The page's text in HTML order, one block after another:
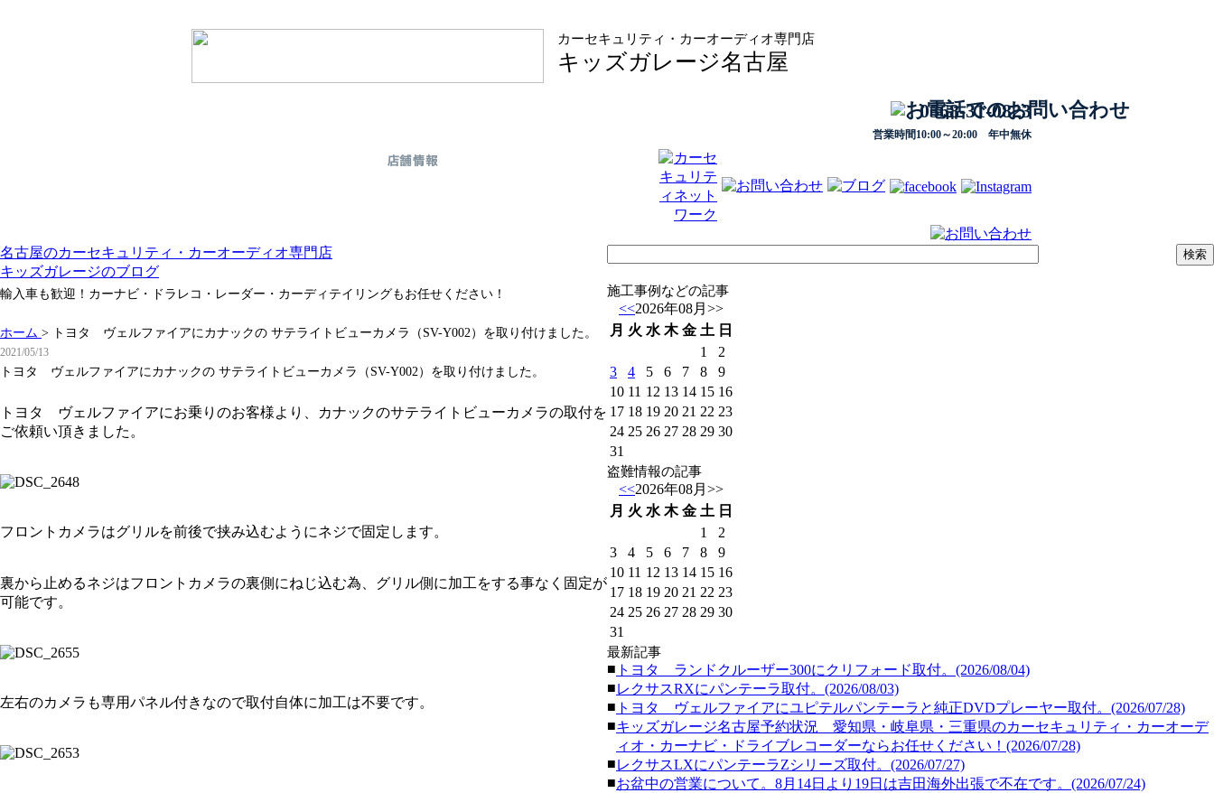
カーセキュリティ・カーオーディオ専門店
キッズガレージ名古屋
0568-31-0823
営業時間10:00～20:00 年中無休
名古屋のカーセキュリティ・カーオーディオ専門店
キッズガレージのブログ
輸入車も歓迎！カーナビ・ドラレコ・レーダー・カーディテイリングもお任せください！
ホーム > トヨタ ヴェルファイアにカナックの サテライトビューカメラ（SV-Y002）を取り付けました。
2021/05/13
トヨタ ヴェルファイアにカナックの サテライトビューカメラ（SV-Y002）を取り付けました。
トヨタ ヴェルファイアにお乗りのお客様より、カナックのサテライトビューカメラの取付を
ご依頼い頂きました。
フロントカメラはグリルを前後で挟み込むようにネジで固定します。
裏から止めるネジはフロントカメラの裏側にねじ込む為、グリル側に加工をする事なく固定が
可能です。
左右のカメラも専用パネル付きなので取付自体に加工は不要です。
施工事例などの記事
<<2026年08月 >>
月 火 水 木 金 土 日
1
2
3
4 5 6 7 8
9
10 11 12 13 14 15 16
17 18 19 20 21 22 23
24 25 26 27 28 29 30
31
盗難情報の記事
<<2026年08月 >>
月 火 水 木 金 土 日
1
2
3
4 5 6 7 8
9
10 11 12 13 14 15 16
17 18 19 20 21 22 23
24 25 26 27 28 29 30
31
最新記事
■ トヨタ ランドクルーザー300にクリフォード取付。(2026/08/04)
■レクサスRXにパンテーラ取付。(2026/08/03)
■ トヨタ ヴェルファイアにユピテルパンテーラと純正DVDプレーヤー取付。(2026/07/28)
■キッズガレージ名古屋予約状況 愛知県・岐阜県・三重県のカーセキュリティ・カーオーデ
ィオ・カーナビ・ドライブレコーダーならお任せください！(2026/07/28)
■レクサスLXにパンテーラZシリーズ取付。(2026/07/27)
■お盆中の営業について。8月14日より19日は吉田海外出張で不在です。(2026/07/24)